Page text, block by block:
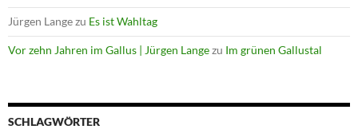
Jürgen Langezu Es ist Wahltag
Vor zehn Jahren im Gallus | Jürgen Langezu Im grünen Gallustal
SCHLAGWÖRTER